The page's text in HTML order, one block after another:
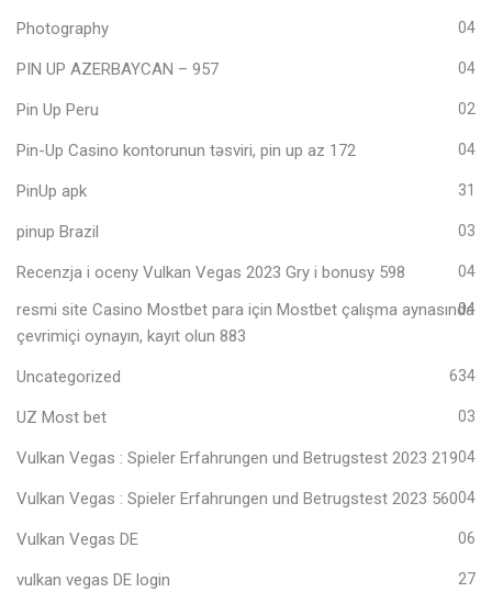
Photography 04
PIN UP AZERBAYCAN – 957 04
Pin Up Peru 02
Pin-Up Casino kontorunun təsviri, pin up az 172 04
PinUp apk 31
pinup Brazil 03
Recenzja i oceny Vulkan Vegas 2023 Gry i bonusy 598 04
resmi site Casino Mostbet para için Mostbet çalışma aynasında
çevrimiçi oynayın, kayıt olun 883
04
Uncategorized 634
UZ Most bet 03
Vulkan Vegas ️: Spieler Erfahrungen und Betrugstest 2023 21904
Vulkan Vegas ️: Spieler Erfahrungen und Betrugstest 2023 56004
Vulkan Vegas DE 06
vulkan vegas DE login 27